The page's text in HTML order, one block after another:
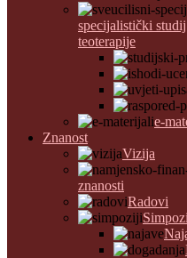
specijalistički
teoterapije
e-
Znanost
Vizija
znanosti
Radovi